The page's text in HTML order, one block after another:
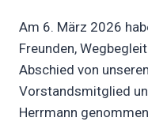
Am 6. März 2026
Freunden,
Abschied von
Vorstandsmitglied
Herrmann